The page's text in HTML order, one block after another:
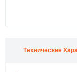
Технические